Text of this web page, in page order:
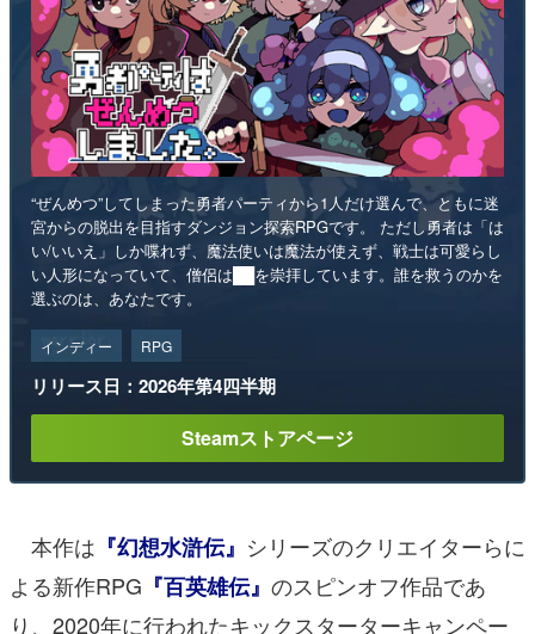
“ぜんめつ”してしまった勇者パーティから1人だけ選んで、ともに迷
宮からの脱出を目指すダンジョン探索RPGです。 ただし勇者は「は
い/いいえ」しか喋れず、魔法使いは魔法が使えず、戦士は可愛らし
い人形になっていて、僧侶は██を崇拝しています。誰を救うのかを
選ぶのは、あなたです。
インディー RPG
リリース日：2026年第4四半期
Steamストアページ
本作は 『幻想水滸伝』 シリーズのクリエイターらに
よる新作RPG 『百英雄伝』 のスピンオフ作品であ
り、2020年に行われたキックスターターキャンペー